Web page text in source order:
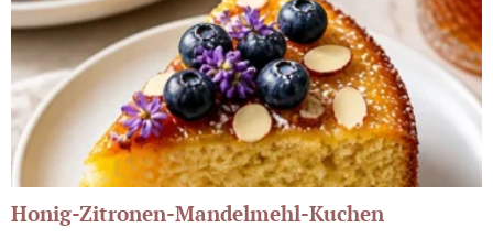
Honig-Zitronen-Mandelmehl-Kuchen